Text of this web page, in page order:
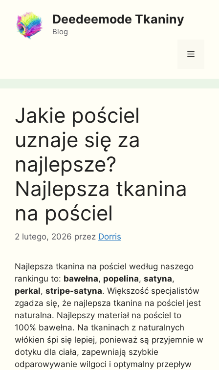
treści
Deedeemode Tkaniny
Blog
Menu
Jakie pościel
uznaje się za
najlepsze?
Najlepsza tkanina
na pościel
2 lutego, 2026 przez Dorris
Najlepsza tkanina na pościel według naszego
rankingu to: bawełna, popelina, satyna,
perkal, stripe-satyna. Większość specjalistów
zgadza się, że najlepsza tkanina na pościel jest
naturalna. Najlepszy materiał na pościel to
100% bawełna. Na tkaninach z naturalnych
włókien śpi się lepiej, ponieważ są przyjemnie w
dotyku dla ciała, zapewniają szybkie
odparowywanie wilgoci i optymalny przepływ